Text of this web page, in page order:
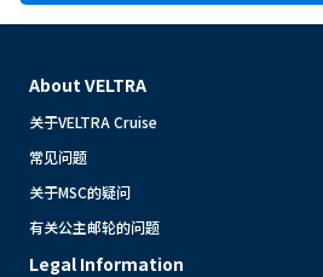
About VELTRA
关于VELTRA Cruise
常见问题
关于MSC的疑问
有关公主邮轮的问题
Legal Information